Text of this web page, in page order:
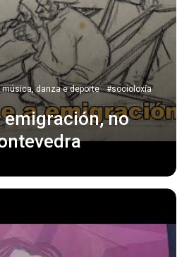
danza e deporte #socioloxía
emigración, no